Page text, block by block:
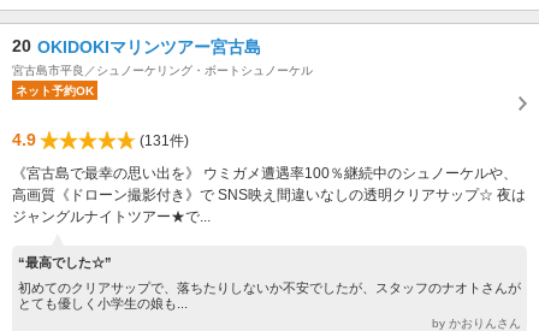
20 OKIDOKIマリンツアー宮古島
宮古島市平良／シュノーケリング・ボートシュノーケル
ネット予約OK
4.9
(131件)
《宮古島で最幸の思い出を》 ウミガメ遭遇率100％継続中のシュノーケルや、
高画質《ドローン撮影付き》で SNS映え間違いなしの透明クリアサップ☆ 夜は
ジャングルナイトツアー★で...
“最高でした☆”
初めてのクリアサップで、落ちたりしないか不安でしたが、スタッフのナオトさんが
とても優しく小学生の娘も...
by かおりんさん